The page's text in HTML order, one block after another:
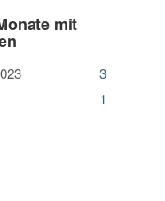
mit
3
1